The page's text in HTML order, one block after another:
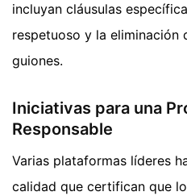
incluyan cláusulas
respetuoso y la eliminación
guiones.
Iniciativas para una
Responsable
Varias plataformas líderes
calidad que certifican que